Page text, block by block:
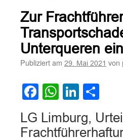
Zur
Unterqueren
Publiziert am 29. Mai 2021 von
Facebook
LG Limburg,